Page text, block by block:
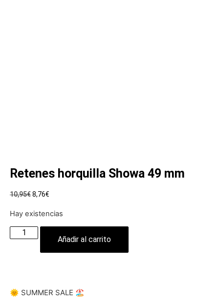
Retenes horquilla Showa 49 mm
10,95€8,76€
Hay existencias
Añadir al carrito
🌞 SUMMER SALE 🏖️